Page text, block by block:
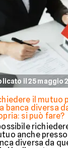
il 25 maggio
il mutuo
banca diversa
si può fare?
anche
diversa da